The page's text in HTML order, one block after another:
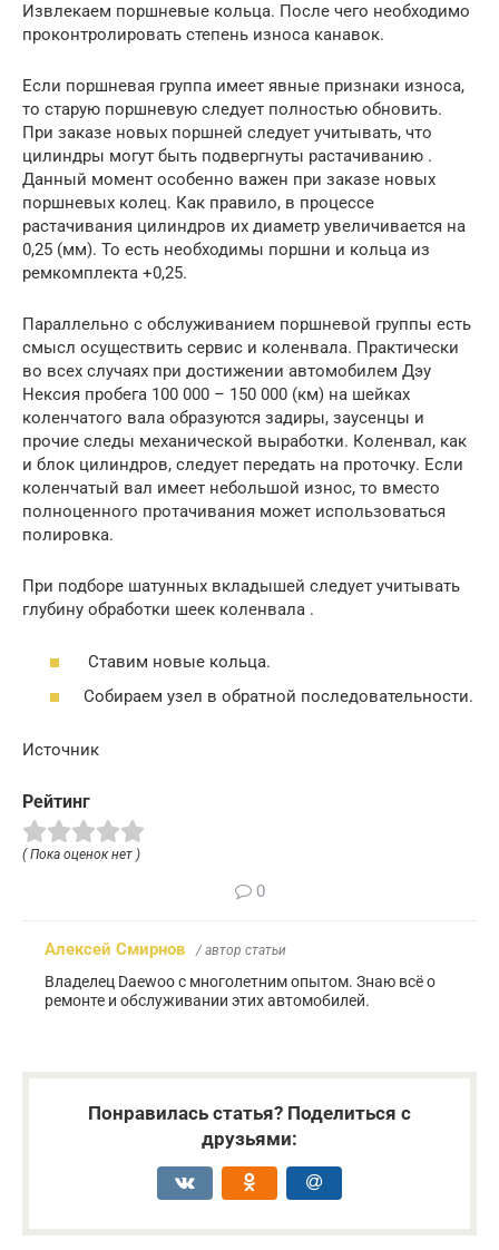
Извлекаем поршневые кольца. После чего необходимо
проконтролировать степень износа канавок.
Если поршневая группа имеет явные признаки износа,
то старую поршневую следует полностью обновить.
При заказе новых поршней следует учитывать, что
цилиндры могут быть подвергнуты растачиванию .
Данный момент особенно важен при заказе новых
поршневых колец. Как правило, в процессе
растачивания цилиндров их диаметр увеличивается на
0,25 (мм). То есть необходимы поршни и кольца из
ремкомплекта +0,25.
Параллельно с обслуживанием поршневой группы есть
смысл осуществить сервис и коленвала. Практически
во всех случаях при достижении автомобилем Дэу
Нексия пробега 100 000 – 150 000 (км) на шейках
коленчатого вала образуются задиры, заусенцы и
прочие следы механической выработки. Коленвал, как
и блок цилиндров, следует передать на проточку. Если
коленчатый вал имеет небольшой износ, то вместо
полноценного протачивания может использоваться
полировка.
При подборе шатунных вкладышей следует учитывать
глубину обработки шеек коленвала .
Ставим новые кольца.
Собираем узел в обратной последовательности.
Источник
Рейтинг
( Пока оценок нет )
0
Алексей Смирнов / автор статьи
Владелец Daewoo с многолетним опытом. Знаю всё о
ремонте и обслуживании этих автомобилей.
Понравилась статья? Поделиться с
друзьями: